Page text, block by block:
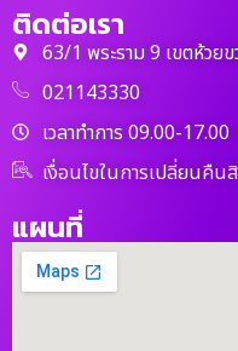
ติดต่อเรา
63/1 พระราม 9 เขตห้วย
021143330
เวลาทำการ 09.00-17.00
เงื่อนไขในการเปลี่ยนคืน
แผนที่